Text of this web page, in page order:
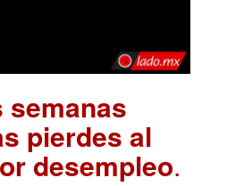
semanas
pierdes al
desempleo.